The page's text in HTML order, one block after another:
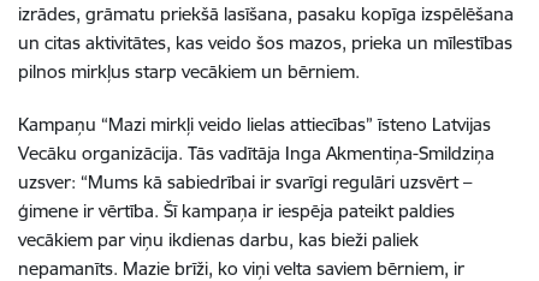
izrādes, grāmatu priekšā lasīšana, pasaku kopīga izspēlēšana
un citas aktivitātes, kas veido šos mazos, prieka un mīlestības
pilnos mirkļus starp vecākiem un bērniem.
Kampaņu “Mazi mirkļi veido lielas attiecības” īsteno Latvijas
Vecāku organizācija. Tās vadītāja Inga Akmentiņa-Smildziņa
uzsver: “Mums kā sabiedrībai ir svarīgi regulāri uzsvērt –
ģimene ir vērtība. Šī kampaņa ir iespēja pateikt paldies
vecākiem par viņu ikdienas darbu, kas bieži paliek
nepamanīts. Mazie brīži, ko viņi velta saviem bērniem, ir